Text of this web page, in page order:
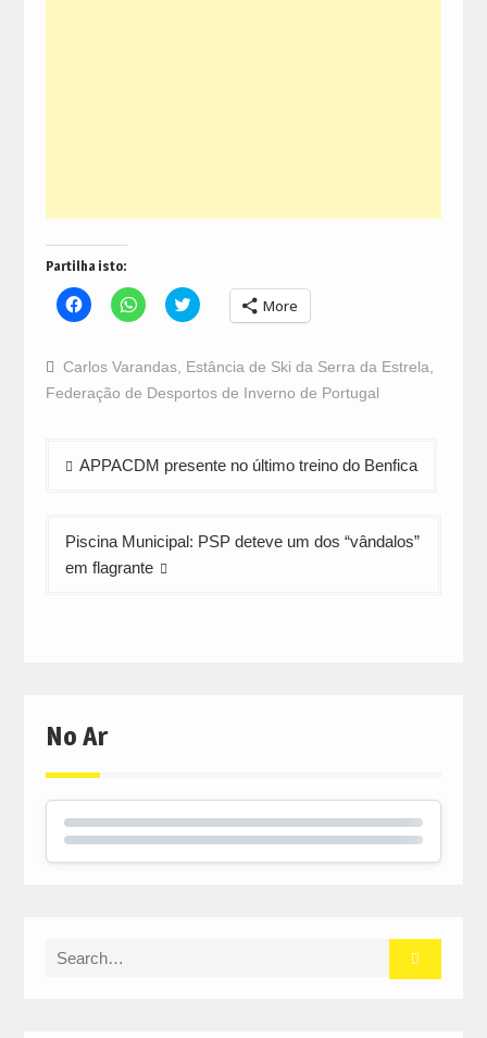
Partilha isto:
Click
to
Facebook
(Opens
new
Click
to
WhatsApp
(Opens
in
new
Click
to
Twitter
(Opens
in
new
More
Carlos Varandas, Estância de Ski da Serra da Estrela
Federação de Desportos de Inverno de Portugal
Navegação
APPACDM presente no último treino do Benfica
Piscina Municipal: PSP deteve um dos “vândalos”
em flagrante
No Ar
Search